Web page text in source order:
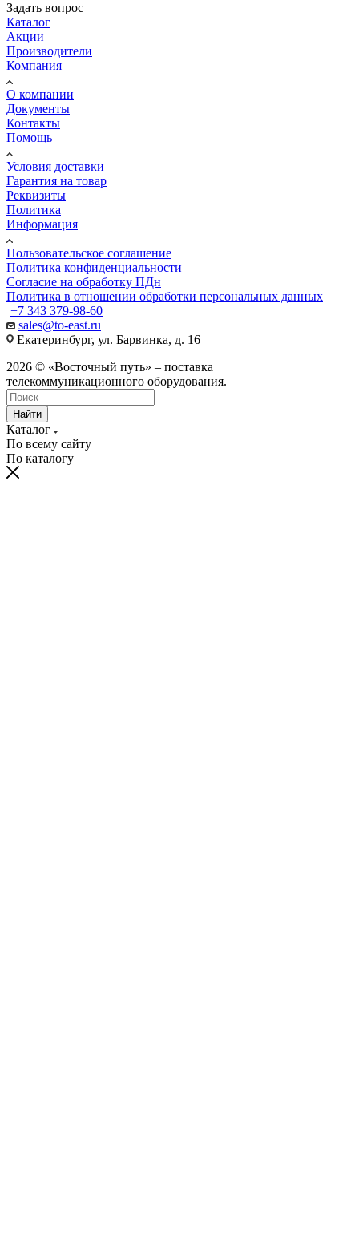
Задать вопрос
Каталог
Акции
Производители
Компания
О компании
Документы
Контакты
Помощь
Условия доставки
Гарантия на товар
Реквизиты
Политика
Информация
Пользовательское соглашение
Политика конфиденциальности
Согласие на обработку ПДн
Политика в отношении обработки персональных данных
+7 343 379-98-60
sales@to-east.ru
Екатеринбург, ул. Барвинка, д. 16
2026 © «Восточный путь» – поставка
телекоммуникационного оборудования.
Найти
Каталог
По всему сайту
По каталогу